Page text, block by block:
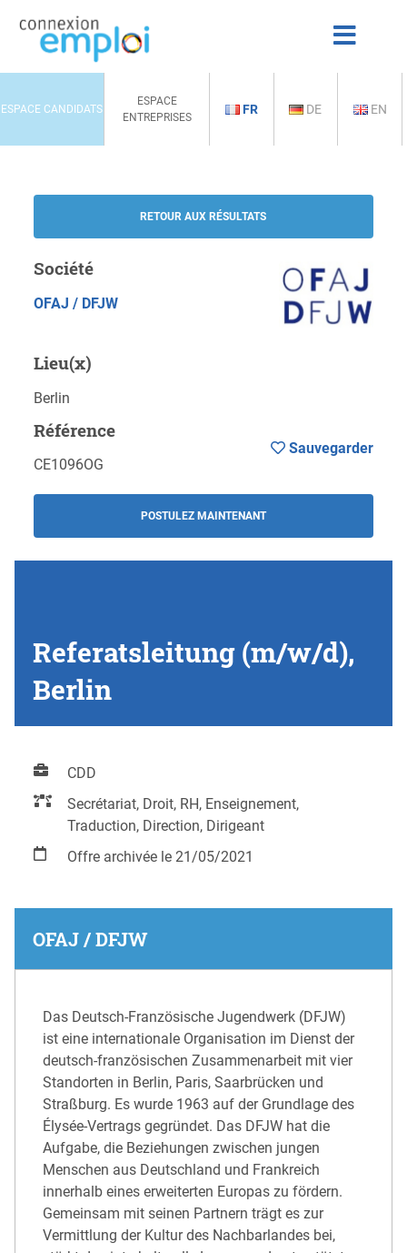
ESPACE CANDIDATS
ESPACE
ENTREPRISES
FR DE EN
RETOUR AUX RÉSULTATS
Société
OFAJ / DFJW
Lieu(x)
Berlin
Référence
CE1096OG
POSTULEZ MAINTENANT
Sauvegarder
Referatsleitung (m/w/d),
Berlin
CDD
Secrétariat, Droit, RH, Enseignement,
Traduction, Direction, Dirigeant
Offre archivée le 21/05/2021
OFAJ / DFJW
Das Deutsch-Französische Jugendwerk (DFJW)
ist eine internationale Organisation im Dienst der
deutsch-französischen Zusammenarbeit mit vier
Standorten in Berlin, Paris, Saarbrücken und
Straßburg. Es wurde 1963 auf der Grundlage des
Élysée-Vertrags gegründet. Das DFJW hat die
Aufgabe, die Beziehungen zwischen jungen
Menschen aus Deutschland und Frankreich
innerhalb eines erweiterten Europas zu fördern.
Gemeinsam mit seinen Partnern trägt es zur
Vermittlung der Kultur des Nachbarlandes bei,